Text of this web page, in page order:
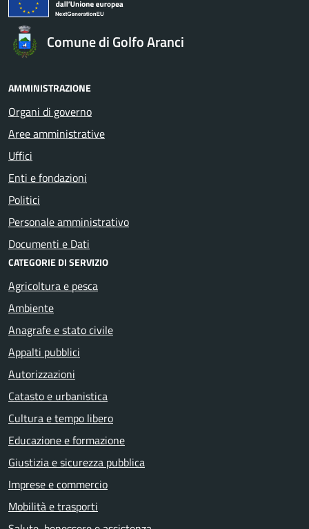
Comune di Golfo Aranci
AMMINISTRAZIONE
Organi di governo
Aree amministrative
Uffici
Enti e fondazioni
Politici
Personale amministrativo
Documenti e Dati
CATEGORIE DI SERVIZIO
Agricoltura e pesca
Ambiente
Anagrafe e stato civile
Appalti pubblici
Autorizzazioni
Catasto e urbanistica
Cultura e tempo libero
Educazione e formazione
Giustizia e sicurezza pubblica
Imprese e commercio
Mobilità e trasporti